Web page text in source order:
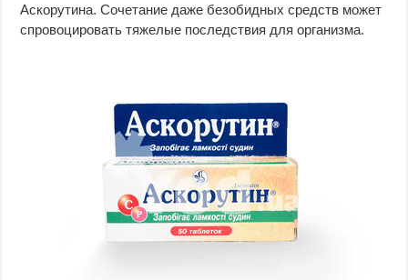
Аскорутина. Сочетание даже безобидных средств может
спровоцировать тяжелые последствия для организма.